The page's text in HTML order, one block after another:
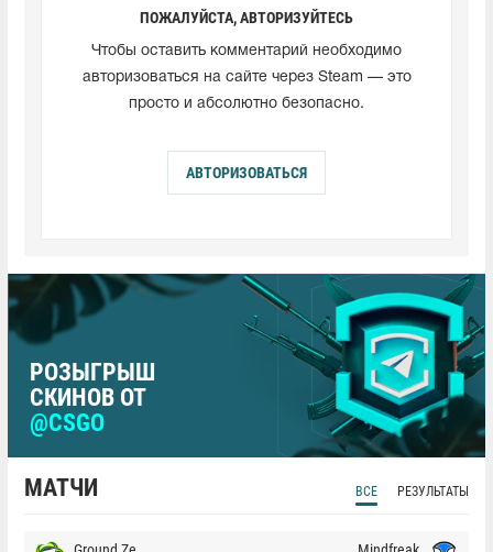
ПОЖАЛУЙСТА, АВТОРИЗУЙТЕСЬ
Чтобы оставить комментарий необходимо
авторизоваться на сайте через Steam — это
просто и абсолютно безопасно.
АВТОРИЗОВАТЬСЯ
РОЗЫГРЫШ
СКИНОВ ОТ
@CSGO
МАТЧИ ВСЕ РЕЗУЛЬТАТЫ